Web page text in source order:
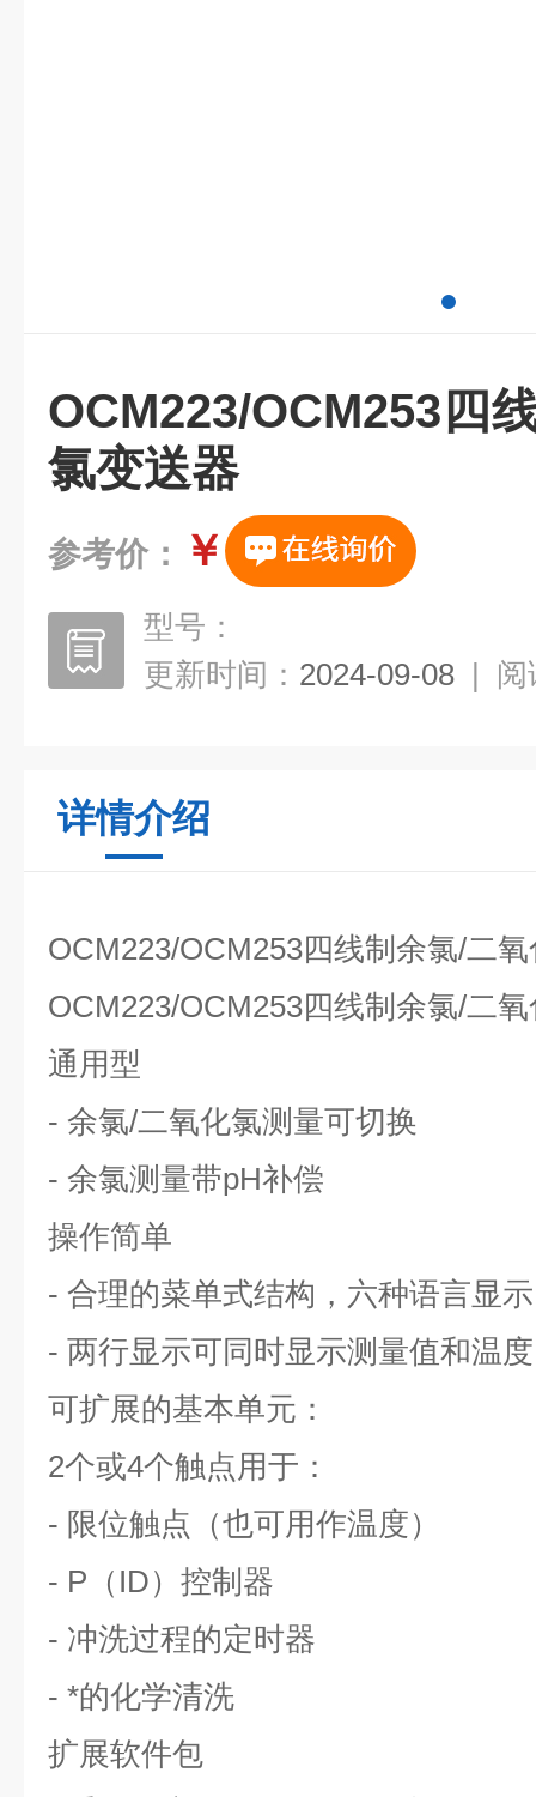
OCM223/OCM253四
氯变送器
参考价： ￥
型号：
更新时间： 2024-09-08 | 阅
详情介绍
OCM223/OCM253四线制余氯/二
OCM223/OCM253四线制余氯/二
通用型
- 余氯/二氧化氯测量可切换
- 余氯测量带pH补偿
操作简单
- 合理的菜单式结构，六种语言显
- 两行显示可同时显示测量值和温度
可扩展的基本单元：
2个或4个触点用于：
- 限位触点（也可用作温度）
- P（ID）控制器
- 冲洗过程的定时器
- *的化学清洗
扩展软件包